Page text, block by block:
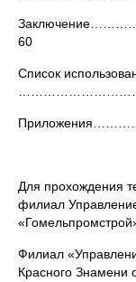
60
Список
Для прохождения
филиал
Филиал
Красного Знамени